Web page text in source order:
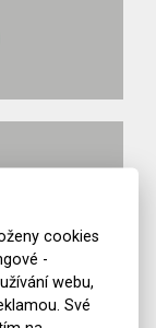
cookies
-
webu,
Své